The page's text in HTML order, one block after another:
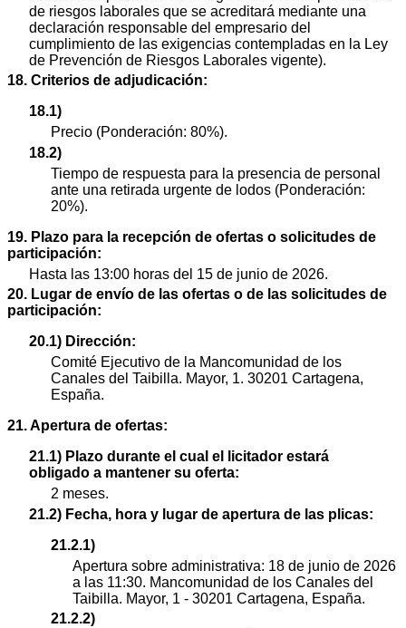
de riesgos laborales que se acreditará mediante una
declaración responsable del empresario del
cumplimiento de las exigencias contempladas en la Ley
de Prevención de Riesgos Laborales vigente).
18. Criterios de adjudicación:
18.1)
Precio (Ponderación: 80%).
18.2)
Tiempo de respuesta para la presencia de personal
ante una retirada urgente de lodos (Ponderación:
20%).
19. Plazo para la recepción de ofertas o solicitudes de
participación:
Hasta las 13:00 horas del 15 de junio de 2026.
20. Lugar de envío de las ofertas o de las solicitudes de
participación:
20.1) Dirección:
Comité Ejecutivo de la Mancomunidad de los
Canales del Taibilla. Mayor, 1. 30201 Cartagena,
España.
21. Apertura de ofertas:
21.1) Plazo durante el cual el licitador estará
obligado a mantener su oferta:
2 meses.
21.2) Fecha, hora y lugar de apertura de las plicas:
21.2.1)
Apertura sobre administrativa: 18 de junio de 2026
a las 11:30. Mancomunidad de los Canales del
Taibilla. Mayor, 1 - 30201 Cartagena, España.
21.2.2)